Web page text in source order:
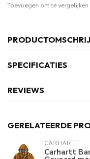
Toevoegen om te vergelijken
SPECIFICATIES
REVIEWS
GERELATEERDE
CARHARTT
Carhartt